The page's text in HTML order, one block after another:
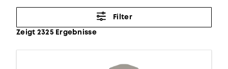
Filter
Zeigt 2325 Ergebnisse